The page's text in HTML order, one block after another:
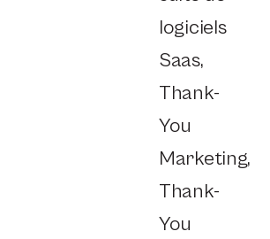
logiciels
Saas,
Thank-
You
Marketing,
Thank-
You